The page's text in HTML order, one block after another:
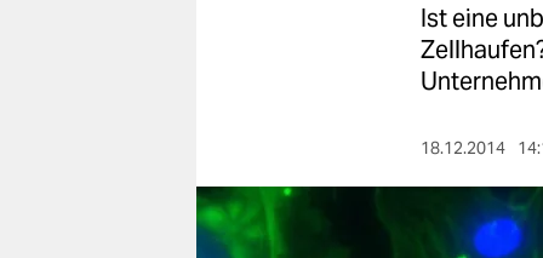
berlin
Ist eine
18.12.2014